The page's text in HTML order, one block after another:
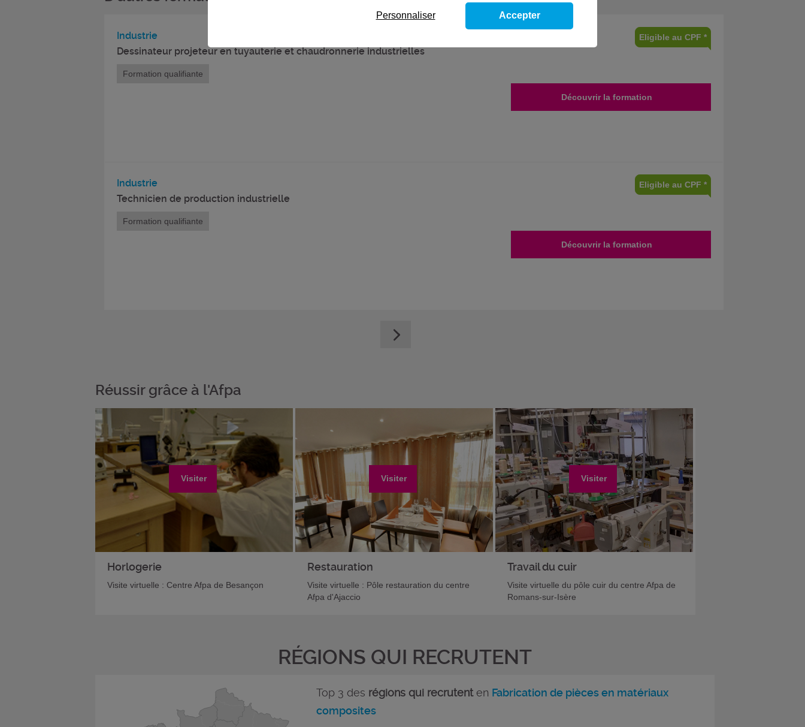
Industrie
Dessinateur projeteur en tuyauterie et chaudronnerie industrielles
Eligible au CPF *
Formation qualifiante
Découvrir la formation
Industrie
Technicien de production industrielle
Eligible au CPF *
Formation qualifiante
Découvrir la formation
Réussir grâce à l'Afpa
Visiter
Horlogerie
Visite virtuelle : Centre Afpa de Besançon
Visiter
Restauration
Visite virtuelle : Pôle restauration du centre
Afpa d'Ajaccio
Visiter
Travail du cuir
Visite virtuelle du pôle cuir du centre Afpa de
Romans-sur-Isère
RÉGIONS QUI RECRUTENT
Top 3 des régions qui recrutenten Fabrication de pièces en matériaux
composites
Personnaliser Accepter